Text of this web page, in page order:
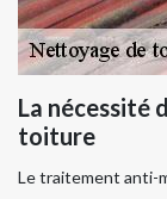
La nécessité
toiture
Le traitement anti-